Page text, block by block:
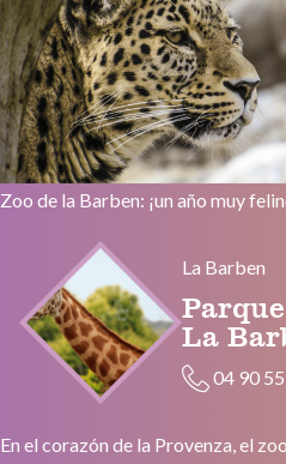
Zoo de la Barben: ¡un año muy
La Barben
La
04 90
En el corazón de la Provenza, el